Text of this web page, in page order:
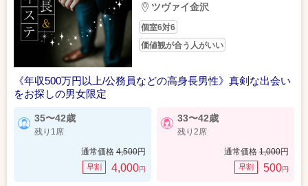
ツヴァイ金沢
個室6対6
価値観が合う人がいい
《年収500万円以上/公務員などの高身長男性》真剣な出会い
をお探しの男女限定
35〜42歳
残り1席
通常価格 4,500円
早割 4,000円
33〜42歳
残り2席
通常価格 1,000円
早割 500円